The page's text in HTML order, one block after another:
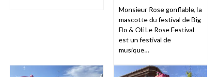
Monsieur Rose gonflable, la
mascotte du festival de Big
Flo & Oli Le Rose Festival
est un festival de
musique…